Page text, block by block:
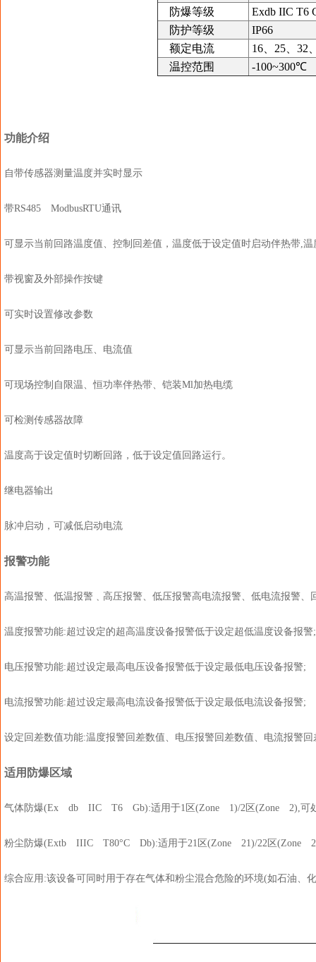
防爆等级
Exdb IIC T6
防护等级
IP66
额定电流
16、25、32
温控范围
-100~300℃
功能介绍
自带传感器测量温度并实时显示
带RS485 ModbusRTU通讯
可显示当前回路温度值、控制回差值，温度低于设定值时启动伴热带,
带视窗及外部操作按键
可实时设置修改参数
可显示当前回路电压、电流值
可现场控制自限温、恒功率伴热带、铠装Ml加热电缆
可检测传感器故障
温度高于设定值时切断回路，低于设定值回路运行。
继电器输出
脉冲启动，可减低启动电流
报警功能
高温报警、低温报警﹑高压报警、低压报警高电流报警、低电流报警、
温度报警功能:超过设定的超高温度设备报警低于设定超低温度设备报警;
电压报警功能:超过设定最高电压设备报警低于设定最低电压设备报警;
电流报警功能:超过设定最高电流设备报警低于设定最低电流设备报警;
设定回差数值功能:温度报警回差数值、电压报警回差数值、电流报警
适用防爆区域
气体防爆(Ex db IIC T6 Gb):适用于1区(Zone 1)/2区(Zone 2),可处
粉尘防爆(Extb IIIC T80°C Db):适用于21区(Zone 21)/22区(Zone
综合应用:该设备可同时用于存在气体和粉尘混合危险的环境(如石油、